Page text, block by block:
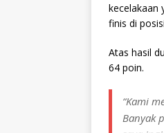
kecelakaan
finis di
Atas hasil
64 poin.
“Kami
Banyak